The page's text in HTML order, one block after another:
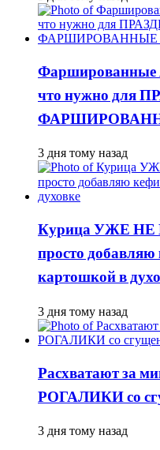
что нужно для
3 дня тому назад
Курица УЖЕ
просто
картошкой в
3 дня тому назад
Расхватают за
РОГАЛИКИ со
3 дня тому назад